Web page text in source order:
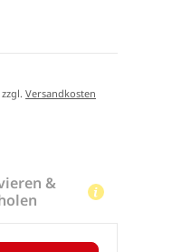
zzgl.Versandkosten
&